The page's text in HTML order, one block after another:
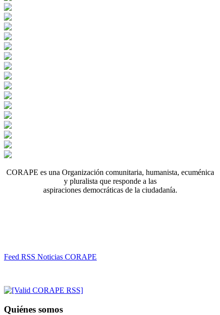
CORAPE es una Organización comunitaria, humanista, ecuménica
y pluralista que responde a las
aspiraciones democráticas de la ciudadanía.
Feed RSS Noticias CORAPE
Quiénes somos